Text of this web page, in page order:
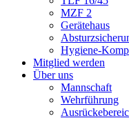
MZF 2
Gerätehaus
Hygiene-
Mitglied werden
Über uns
Mannschaft
Wehrführung